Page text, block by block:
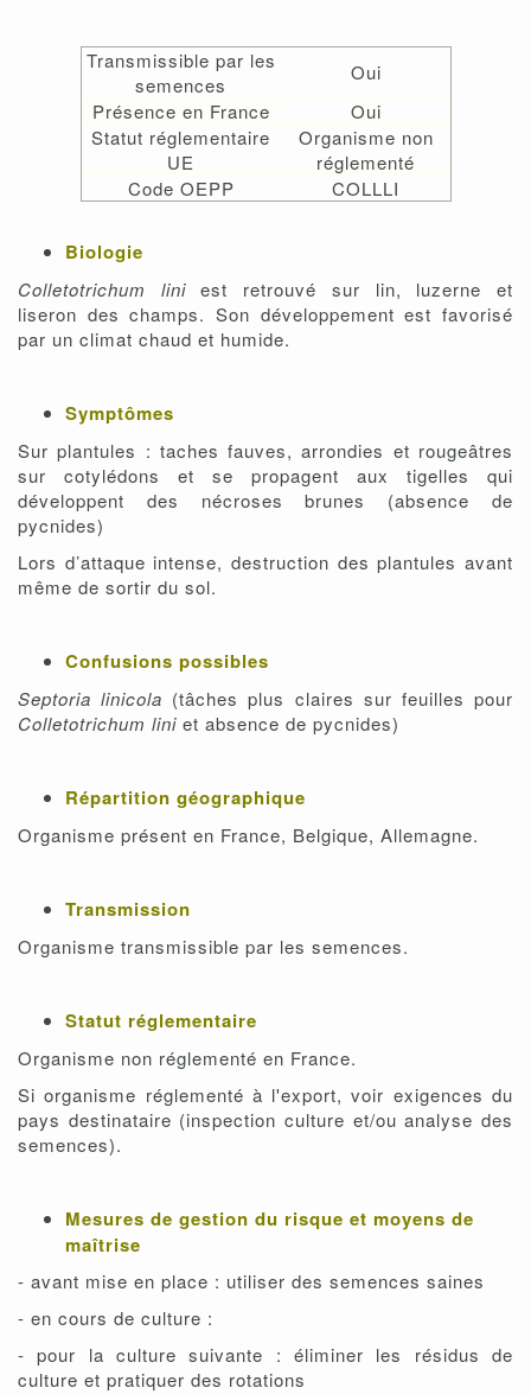
Transmissible par les
semences
Oui
Présence en France
Oui
Statut réglementaire
UE
Organisme non
réglementé
Code OEPP
COLLLI
Biologie
Colletotrichum liniest retrouvé sur lin, luzerne et
liseron des champs. Son développement est favorisé
par un climat chaud et humide.
Symptômes
Sur plantules : taches fauves, arrondies et rougeâtres
sur cotylédons et se propagent aux tigelles qui
développent des nécroses brunes (absence de
pycnides)
Lors d’attaque intense, destruction des plantules avant
même de sortir du sol.
Confusions possibles
Septoria linicola (tâches plus claires sur feuilles pour
Colletotrichum lini et absence de pycnides)
Répartition géographique
Organisme présent en France, Belgique, Allemagne.
Transmission
Organisme transmissible par les semences.
Statut réglementaire
Organisme non réglementé en France.
Si organisme réglementé à l'export, voir exigences du
pays destinataire (inspection culture et/ou analyse des
semences).
Mesures de gestion du risque et moyens de
maîtrise
- avant mise en place : utiliser des semences saines
- en cours de culture :
- pour la culture suivante : éliminer les résidus de
culture et pratiquer des rotations